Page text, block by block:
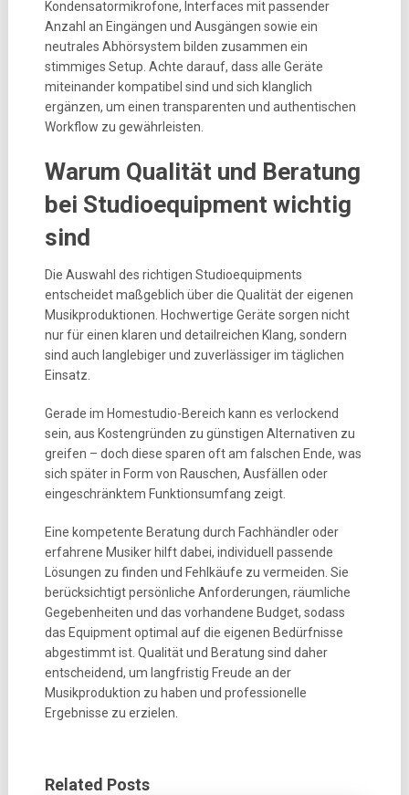
Kondensatormikrofone, Interfaces mit passender
Anzahl an Eingängen und Ausgängen sowie ein
neutrales Abhörsystem bilden zusammen ein
stimmiges Setup. Achte darauf, dass alle Geräte
miteinander kompatibel sind und sich klanglich
ergänzen, um einen transparenten und authentischen
Workflow zu gewährleisten.
Warum Qualität und Beratung
bei Studioequipment wichtig
sind
Die Auswahl des richtigen Studioequipments
entscheidet maßgeblich über die Qualität der eigenen
Musikproduktionen. Hochwertige Geräte sorgen nicht
nur für einen klaren und detailreichen Klang, sondern
sind auch langlebiger und zuverlässiger im täglichen
Einsatz.
Gerade im Homestudio-Bereich kann es verlockend
sein, aus Kostengründen zu günstigen Alternativen zu
greifen – doch diese sparen oft am falschen Ende, was
sich später in Form von Rauschen, Ausfällen oder
eingeschränktem Funktionsumfang zeigt.
Eine kompetente Beratung durch Fachhändler oder
erfahrene Musiker hilft dabei, individuell passende
Lösungen zu finden und Fehlkäufe zu vermeiden. Sie
berücksichtigt persönliche Anforderungen, räumliche
Gegebenheiten und das vorhandene Budget, sodass
das Equipment optimal auf die eigenen Bedürfnisse
abgestimmt ist. Qualität und Beratung sind daher
entscheidend, um langfristig Freude an der
Musikproduktion zu haben und professionelle
Ergebnisse zu erzielen.
Related Posts